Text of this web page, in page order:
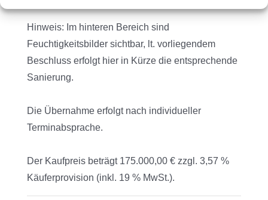
Hinweis: Im hinteren Bereich sind
Feuchtigkeitsbilder sichtbar, lt. vorliegendem
Beschluss erfolgt hier in Kürze die entsprechende
Sanierung.
Die Übernahme erfolgt nach individueller
Terminabsprache.
Der Kaufpreis beträgt 175.000,00 € zzgl. 3,57 %
Käuferprovision (inkl. 19 % MwSt.).